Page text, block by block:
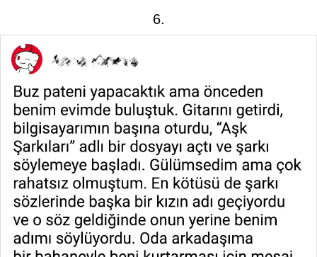
6.